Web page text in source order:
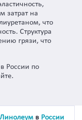
затрат на
что
Структура
грязи, что
России по
Линолеум в России